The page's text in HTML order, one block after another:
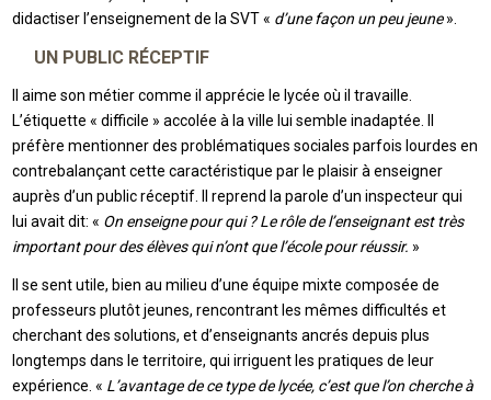
didactiser l’enseignement de la SVT « d’une façon un peu jeune».
UN PUBLIC RÉCEPTIF
Il aime son métier comme il apprécie le lycée où il travaille.
L’étiquette « difficile » accolée à la ville lui semble inadaptée. Il
préfère mentionner des problématiques sociales parfois lourdes en
contrebalançant cette caractéristique par le plaisir à enseigner
auprès d’un public réceptif. Il reprend la parole d’un inspecteur qui
lui avait dit: « On enseigne pour qui ? Le rôle de l’enseignant est très
important pour des élèves qui n’ont que l’école pour réussir. »
Il se sent utile, bien au milieu d’une équipe mixte composée de
professeurs plutôt jeunes, rencontrant les mêmes difficultés et
cherchant des solutions, et d’enseignants ancrés depuis plus
longtemps dans le territoire, qui irriguent les pratiques de leur
expérience. « L’avantage de ce type de lycée, c’est que l’on cherche à